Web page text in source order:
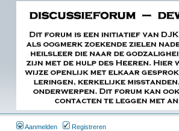
Aanmelden Registreren